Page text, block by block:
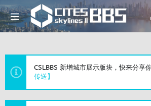
CSLBBS 新增城市展示版块，快来分享
传送】